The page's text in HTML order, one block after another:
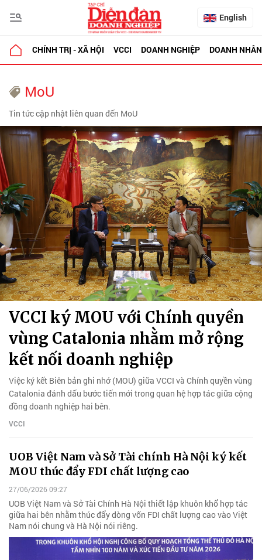
English
CHÍNH TRỊ - XÃ HỘI VCCI DOANH NGHIỆP DOANH NHÂN
MoU
Tin tức cập nhật liên quan đến MoU
VCCI ký MOU với Chính quyền
vùng Catalonia nhằm mở rộng
kết nối doanh nghiệp
Việc ký kết Biên bản ghi nhớ (MOU) giữa VCCI và Chính quyền vùng
Catalonia đánh dấu bước tiến mới trong quan hệ hợp tác giữa cộng
đồng doanh nghiệp hai bên.
VCCI
UOB Việt Nam và Sở Tài chính Hà Nội ký kết
MOU thúc đẩy FDI chất lượng cao
27/06/2026 09:27
UOB Việt Nam và Sở Tài Chính Hà Nội thiết lập khuôn khổ hợp tác
giữa hai bên nhằm thúc đẩy dòng vốn FDI chất lượng cao vào Việt
Nam nói chung và Hà Nội nói riêng.